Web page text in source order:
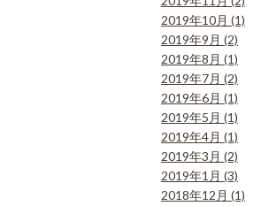
2019年10月 (1)
2019年9月 (2)
2019年8月 (1)
2019年7月 (2)
2019年6月 (1)
2019年5月 (1)
2019年4月 (1)
2019年3月 (2)
2019年1月 (3)
2018年12月 (1)